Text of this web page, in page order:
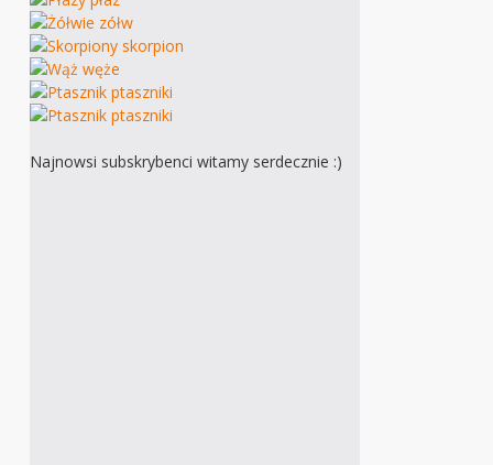
Najnowsi subskrybenci witamy serdecznie :)